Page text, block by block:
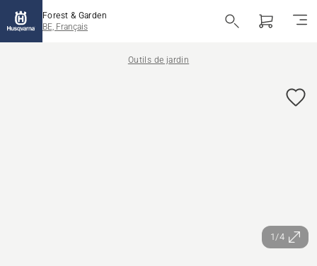
Forest & Garden
BE, Français
Outils de jardin
1/4